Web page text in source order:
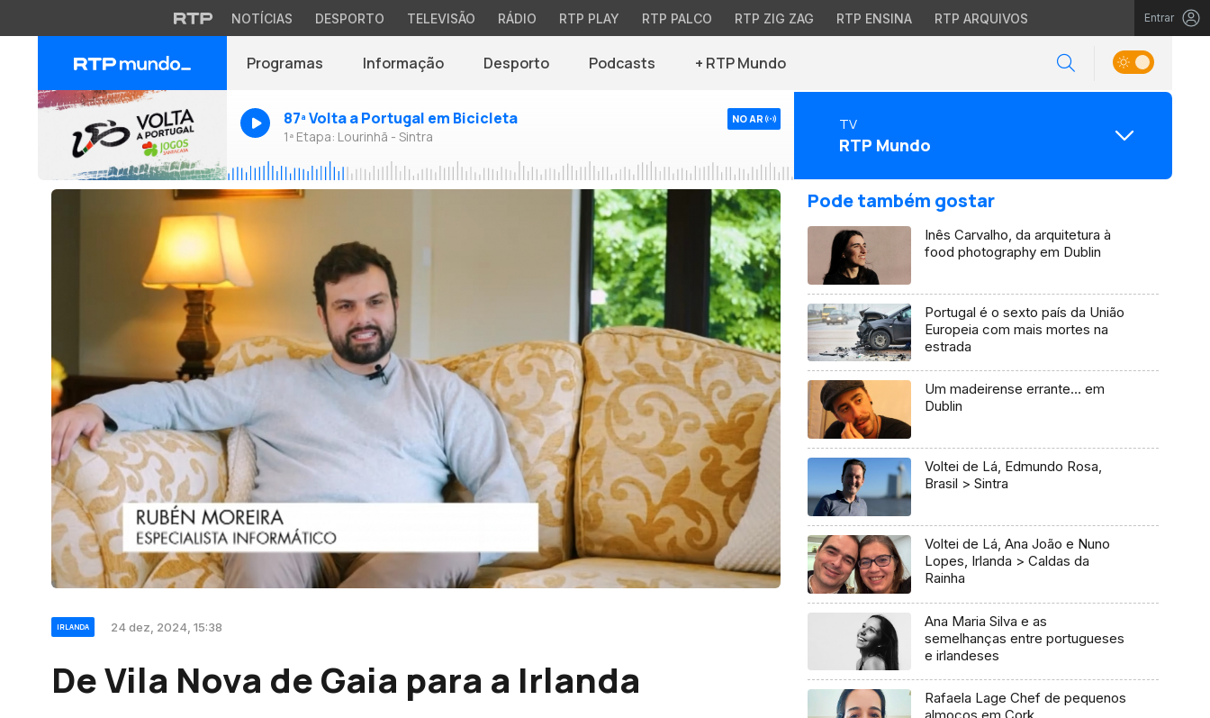
NOTÍCIAS DESPORTO TELEVISÃO RÁDIO RTP PLAY RTP PALCO RTP ZIG ZAG RTP ENSINA RTP ARQUIVOS Entrar
Programas Informação Desporto Podcasts + RTP Mundo
87ª Volta a Portugal em Bicicleta
1ª Etapa: Lourinhã - Sintra
NO AR TV
RTP Mundo
IRLANDA 24 dez, 2024, 15:38
De Vila Nova de Gaia para a Irlanda
Pode também gostar
Inês Carvalho, da arquitetura à
food photography em Dublin
Portugal é o sexto país da União
Europeia com mais mortes na
estrada
Um madeirense errante… em
Dublin
Voltei de Lá, Edmundo Rosa,
Brasil > Sintra
Voltei de Lá, Ana João e Nuno
Lopes, Irlanda > Caldas da
Rainha
Ana Maria Silva e as
semelhanças entre portugueses
e irlandeses
Rafaela Lage Chef de pequenos